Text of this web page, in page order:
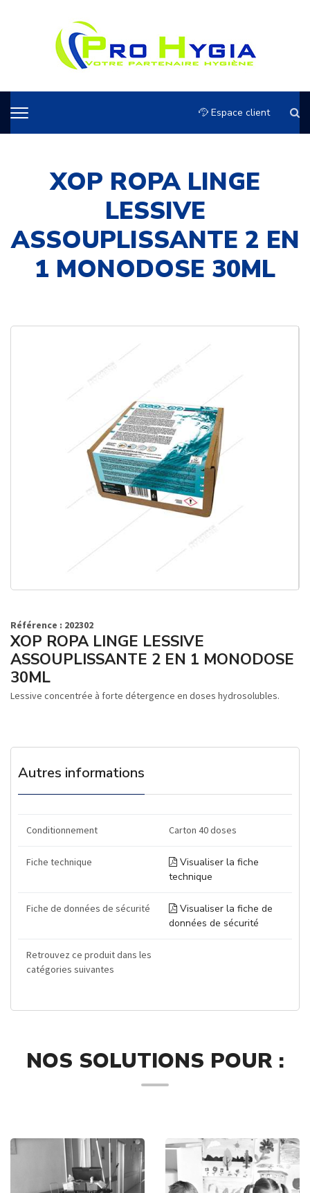
Espace client
XOP ROPA LINGE
LESSIVE
ASSOUPLISSANTE 2 EN
1 MONODOSE 30ML
Référence : 202302
XOP ROPA LINGE LESSIVE
ASSOUPLISSANTE 2 EN 1 MONODOSE
30ML
Lessive concentrée à forte détergence en doses hydrosolubles.
Autres informations
Conditionnement Carton 40 doses
Fiche technique
Visualiser la fiche
technique
Fiche de données de sécurité
Visualiser la fiche de
données de sécurité
Retrouvez ce produit dans les
catégories suivantes
NOS SOLUTIONS POUR :